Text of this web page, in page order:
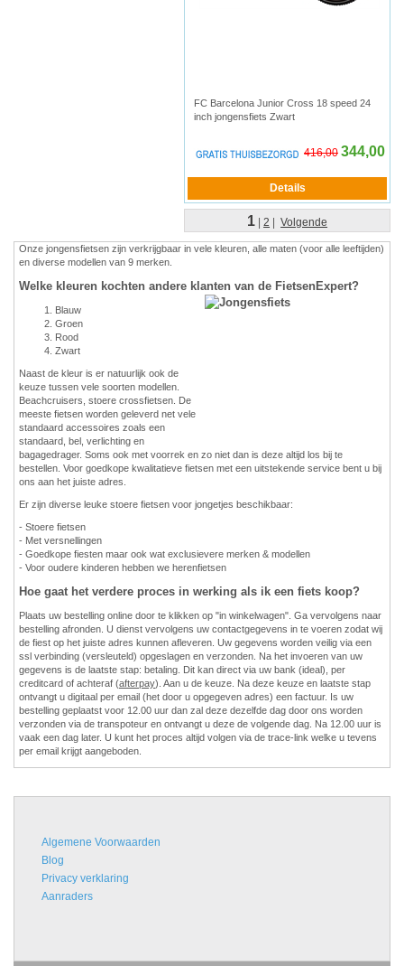
FC Barcelona Junior Cross 18 speed 24
inch jongensfiets Zwart
416,00 344,00
1 |2 |Volgende
Onze jongensfietsen zijn verkrijgbaar in vele kleuren, alle maten (voor alle leeftijden)
en diverse modellen van 9 merken.
Welke kleuren kochten andere klanten van de FietsenExpert?
Blauw
Groen
Rood
Zwart
Naast de kleur is er natuurlijk ook de
keuze tussen vele soorten modellen.
Beachcruisers, stoere crossfietsen. De
meeste fietsen worden geleverd net vele
standaard accessoires zoals een
standaard, bel, verlichting en
bagagedrager. Soms ook met voorrek en zo niet dan is deze altijd los bij te
bestellen. Voor goedkope kwalitatieve fietsen met een uitstekende service bent u bij
ons aan het juiste adres.
Er zijn diverse leuke stoere fietsen voor jongetjes beschikbaar:
- Stoere fietsen
- Met versnellingen
- Goedkope fiesten maar ook wat exclusievere merken & modellen
- Voor oudere kinderen hebben we herenfietsen
Hoe gaat het verdere proces in werking als ik een fiets koop?
Plaats uw bestelling online door te klikken op "in winkelwagen". Ga vervolgens naar
bestelling afronden. U dienst vervolgens uw contactgegevens in te voeren zodat wij
de fiest op het juiste adres kunnen afleveren. Uw gegevens worden veilig via een
ssl verbinding (versleuteld) opgeslagen en verzonden. Na het invoeren van uw
gegevens is de laatste stap: betaling. Dit kan direct via uw bank (ideal), per
creditcard of achteraf (afterpay). Aan u de keuze. Na deze keuze en laatste stap
ontvangt u digitaal per email (het door u opgegeven adres) een factuur. Is uw
bestelling geplaatst voor 12.00 uur dan zal deze dezelfde dag door ons worden
verzonden via de transpoteur en ontvangt u deze de volgende dag. Na 12.00 uur is
vaak een dag later. U kunt het proces altijd volgen via de trace-link welke u tevens
per email krijgt aangeboden.
Algemene Voorwaarden
Blog
Privacy verklaring
Aanraders